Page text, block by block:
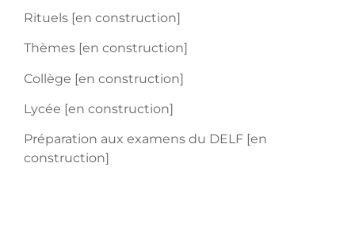
Rituels [en construction]
Thèmes [en construction]
Collège [en construction]
Lycée [en construction]
Préparation aux examens du DELF [en
construction]